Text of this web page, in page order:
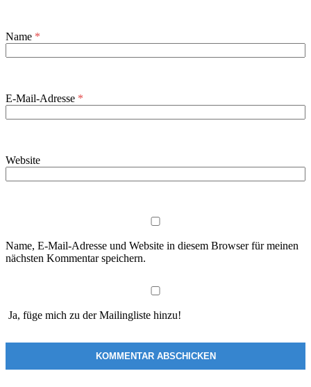
Name *
E-Mail-Adresse *
Website
Name, E-Mail-Adresse und Website in diesem Browser für meinen
nächsten Kommentar speichern.
Ja, füge mich zu der Mailingliste hinzu!